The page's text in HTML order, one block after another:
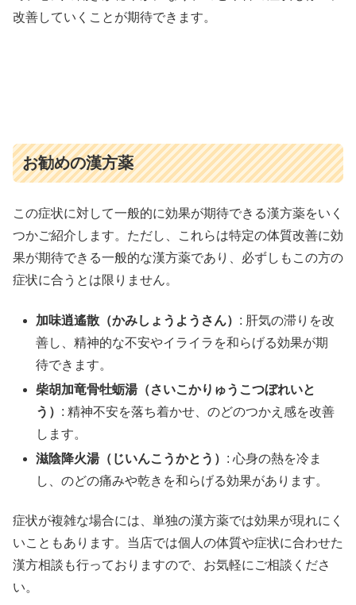
改善していくことが期待できます。
お勧めの漢方薬
この症状に対して一般的に効果が期待できる漢方薬をいく
つかご紹介します。ただし、これらは特定の体質改善に効
果が期待できる一般的な漢方薬であり、必ずしもこの方の
症状に合うとは限りません。
加味逍遙散（かみしょうようさん） : 肝気の滞りを改
善し、精神的な不安やイライラを和らげる効果が期
待できます。
柴胡加竜骨牡蛎湯（さいこかりゅうこつぼれいと
う） : 精神不安を落ち着かせ、のどのつかえ感を改善
します。
滋陰降火湯（じいんこうかとう） : 心身の熱を冷ま
し、のどの痛みや乾きを和らげる効果があります。
症状が複雑な場合には、単独の漢方薬では効果が現れにく
いこともあります。当店では個人の体質や症状に合わせた
漢方相談も行っておりますので、お気軽にご相談くださ
い。